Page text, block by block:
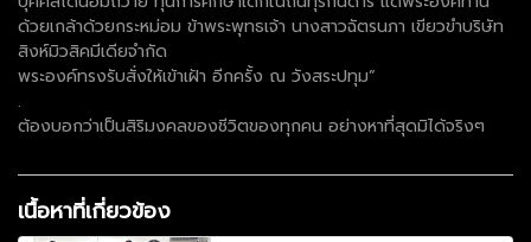
ด้วยเกล้าด้วยกระหม่อม ข้าพระพุทธเจ้า นางสาวฉัตรนภา เขียวขำบริษัท
สิงห์มิวสิคมีเดียจำกัด
พระองค์ทรงรับสั่งให้เข้าเฝ้า อีกครั้ง ณ วังสระปทุม”
.
ต้องบอกว่าเป็นสิริมงคลของชีวิตของทุกคน อย่างหาที่สุดมิได้จริงๆ
เนื้อหาที่เกี่ยวข้อง